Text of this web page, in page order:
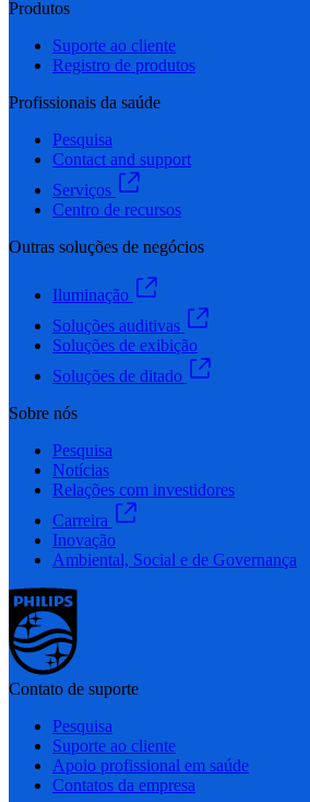
Produtos
Suporte ao cliente
Registro de produtos
Profissionais da saúde
Pesquisa
Contact and support
Serviços
Centro de recursos
Outras soluções de negócios
Iluminação
Soluções auditivas
Soluções de exibição
Soluções de ditado
Sobre nós
Pesquisa
Notícias
Relações com investidores
Carreira
Inovação
Ambiental, Social e de Governança
Contato de suporte
Pesquisa
Suporte ao cliente
Apoio profissional em saúde
Contatos da empresa